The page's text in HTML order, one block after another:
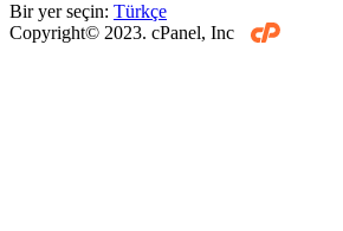
Bir yer seçin: Türkçe
Copyright© 2023. cPanel, Inc